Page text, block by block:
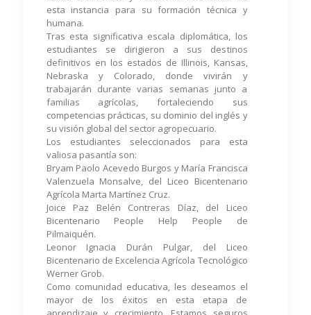
esta instancia para su formación técnica y
humana.
Tras esta significativa escala diplomática, los
estudiantes se dirigieron a sus destinos
definitivos en los estados de Illinois, Kansas,
Nebraska y Colorado, donde vivirán y
trabajarán durante varias semanas junto a
familias agrícolas, fortaleciendo sus
competencias prácticas, su dominio del inglés y
su visión global del sector agropecuario.
Los estudiantes seleccionados para esta
valiosa pasantía son:
Bryam Paolo Acevedo Burgos y María Francisca
Valenzuela Monsalve, del Liceo Bicentenario
Agrícola Marta Martínez Cruz.
Joice Paz Belén Contreras Díaz, del Liceo
Bicentenario People Help People de
Pilmaiquén.
Leonor Ignacia Durán Pulgar, del Liceo
Bicentenario de Excelencia Agrícola Tecnológico
Werner Grob.
Como comunidad educativa, les deseamos el
mayor de los éxitos en esta etapa de